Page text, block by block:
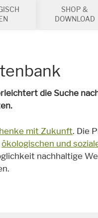
SHOP &
DOWNLOAD
die Suche
mit Zukunft. Die
ökologischen und
nachhaltige